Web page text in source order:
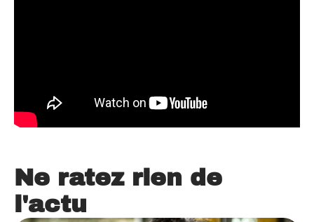
Ne ratez rien de
l'actu